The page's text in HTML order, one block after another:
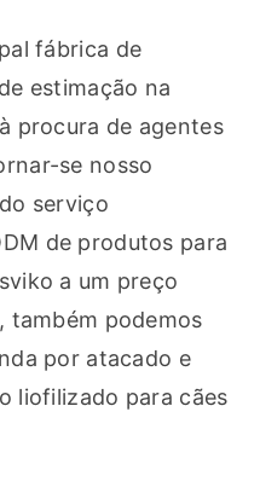
fábrica de
estimação na
procura de agentes
se nosso
serviço
de produtos para
a um preço
também podemos
por atacado e
liofilizado para cães